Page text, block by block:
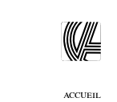
accueil